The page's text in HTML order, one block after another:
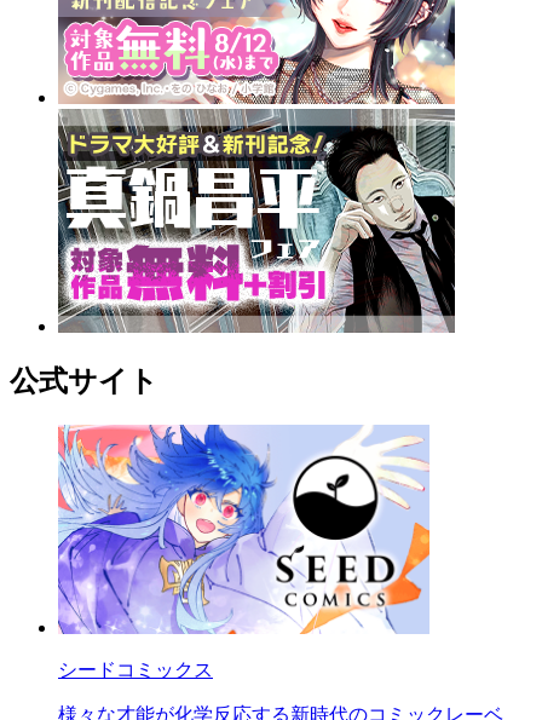
公式サイト
シードコミックス
様々な才能が化学反応する新時代のコミックレーベ